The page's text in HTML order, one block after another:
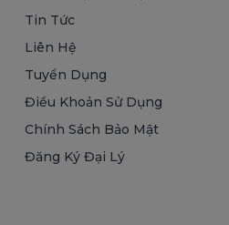
Tin Tức
Liên Hệ
Tuyển Dụng
Điều Khoản Sử Dụng
Chính Sách Bảo Mật
Đăng Ký Đại Lý